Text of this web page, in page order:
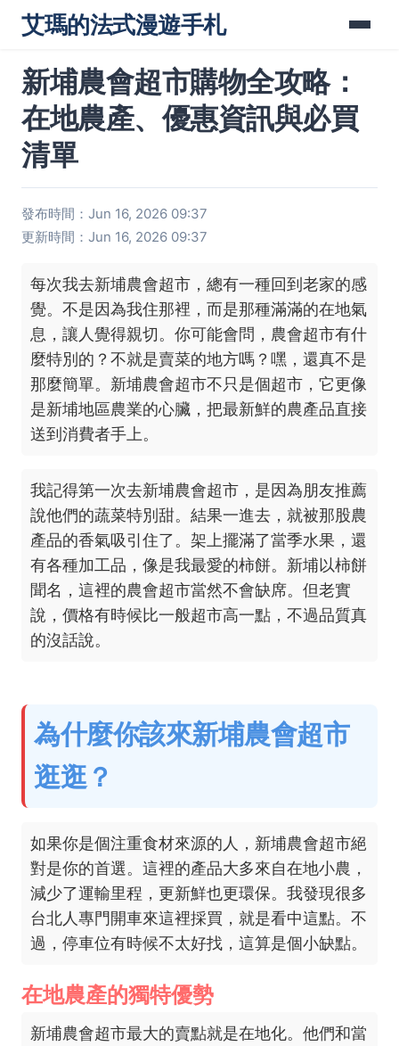
艾瑪的法式漫遊手札
新埔農會超市購物全攻略：
在地農產、優惠資訊與必買
清單
發布時間：Jun 16, 2026 09:37
更新時間：Jun 16, 2026 09:37
每次我去新埔農會超市，總有一種回到老家的感
覺。不是因為我住那裡，而是那種滿滿的在地氣
息，讓人覺得親切。你可能會問，農會超市有什
麼特別的？不就是賣菜的地方嗎？嘿，還真不是
那麼簡單。新埔農會超市不只是個超市，它更像
是新埔地區農業的心臟，把最新鮮的農產品直接
送到消費者手上。
我記得第一次去新埔農會超市，是因為朋友推薦
說他們的蔬菜特別甜。結果一進去，就被那股農
產品的香氣吸引住了。架上擺滿了當季水果，還
有各種加工品，像是我最愛的柿餅。新埔以柿餅
聞名，這裡的農會超市當然不會缺席。但老實
說，價格有時候比一般超市高一點，不過品質真
的沒話說。
為什麼你該來新埔農會超市
逛逛？
如果你是個注重食材來源的人，新埔農會超市絕
對是你的首選。這裡的產品大多來自在地小農，
減少了運輸里程，更新鮮也更環保。我發現很多
台北人專門開車來這裡採買，就是看中這點。不
過，停車位有時候不太好找，這算是個小缺點。
在地農產的獨特優勢
新埔農會超市最大的賣點就是在地化。他們和當